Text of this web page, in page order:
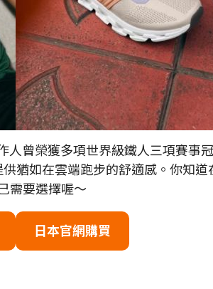
曾榮獲多項世界級鐵人三項賽事
猶如在雲端跑步的舒適感。你知道
需要選擇喔～
日本官網購買